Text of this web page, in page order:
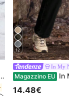
12
In My
Magazzino EU In My Nature
14.48€